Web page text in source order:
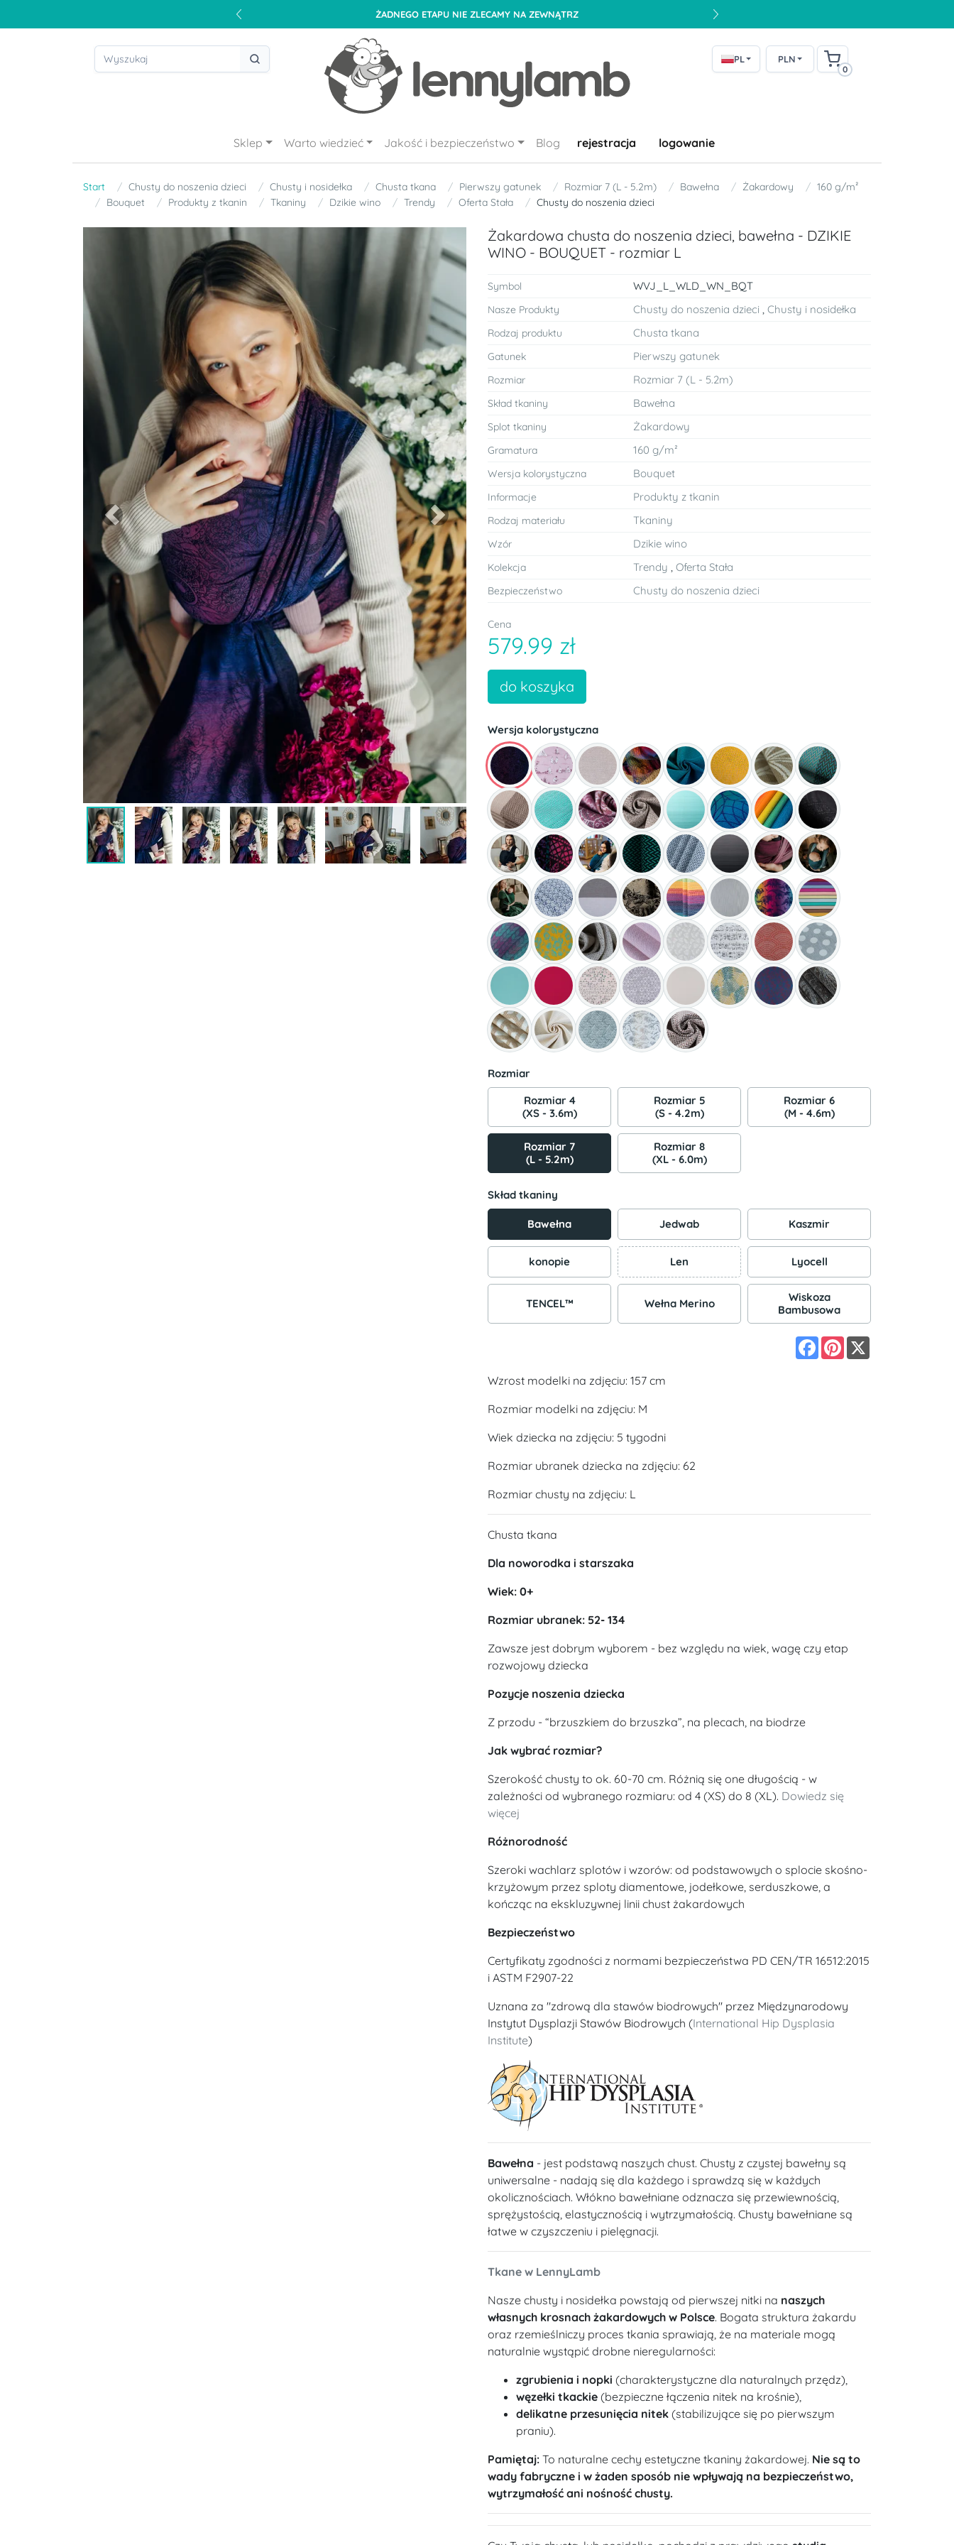
ŻADNEGO ETAPU NIE ZLECAMY NA ZEWNĄTRZ
PL PLN
0
Sklep Warto wiedzieć Jakość i bezpieczeństwo Blog rejestracja logowanie
Start Chusty do noszenia dzieci Chusty i nosidełka Chusta tkana Pierwszy gatunek Rozmiar 7 (L - 5.2m) Bawełna Żakardowy
160 g/m²
Bouquet
Produkty z tkanin Tkaniny Dzikie wino Trendy Oferta Stała Chusty do noszenia dzieci
Previous Next
Żakardowa chusta do noszenia dzieci, bawełna - DZIKIE
WINO - BOUQUET - rozmiar L
Symbol WVJ_L_WLD_WN_BQT
Nasze Produkty Chusty do noszenia dzieci ,Chusty i nosidełka
Rodzaj produktu Chusta tkana
Gatunek Pierwszy gatunek
Rozmiar Rozmiar 7 (L - 5.2m)
Skład tkaniny Bawełna
Splot tkaniny Żakardowy
Gramatura 160 g/m²
Wersja kolorystyczna Bouquet
Informacje Produkty z tkanin
Rodzaj materiału Tkaniny
Wzór Dzikie wino
Kolekcja Trendy ,Oferta Stała
Bezpieczeństwo Chusty do noszenia dzieci
Cena
579.99 zł
do koszyka
Wersja kolorystyczna
Rozmiar
Rozmiar 4
(XS - 3.6m)
Rozmiar 5
(S - 4.2m)
Rozmiar 6
(M - 4.6m)
Rozmiar 7
(L - 5.2m)
Rozmiar 8
(XL - 6.0m)
Skład tkaniny
Bawełna Jedwab Kaszmir
konopie Len Lyocell
TENCEL™ Wełna Merino
Wiskoza
Bambusowa
Facebook
Pinterest
Wzrost modelki na zdjęciu: 157 cm
Rozmiar modelki na zdjęciu: M
Wiek dziecka na zdjęciu: 5 tygodni
Rozmiar ubranek dziecka na zdjęciu: 62
Rozmiar chusty na zdjęciu: L
Chusta tkana
Dla noworodka i starszaka
Wiek: 0+
Rozmiar ubranek: 52- 134
Zawsze jest dobrym wyborem - bez względu na wiek, wagę czy etap
rozwojowy dziecka
Pozycje noszenia dziecka
Z przodu - “brzuszkiem do brzuszka”, na plecach, na biodrze
Jak wybrać rozmiar?
Szerokość chusty to ok. 60-70 cm. Różnią się one długością - w
zależności od wybranego rozmiaru: od 4 (XS) do 8 (XL). Dowiedz się
więcej
Różnorodność
Szeroki wachlarz splotów i wzorów: od podstawowych o splocie skośno-
krzyżowym przez sploty diamentowe, jodełkowe, serduszkowe, a
kończąc na ekskluzywnej linii chust żakardowych
Bezpieczeństwo
Certyfikaty zgodności z normami bezpieczeństwa PD CEN/TR 16512:2015
i ASTM F2907-22
Uznana za "zdrową dla stawów biodrowych" przez Międzynarodowy
Instytut Dysplazji Stawów Biodrowych (International Hip Dysplasia
Institute)
Bawełna - jest podstawą naszych chust. Chusty z czystej bawełny są
uniwersalne - nadają się dla każdego i sprawdzą się w każdych
okolicznościach. Włókno bawełniane odznacza się przewiewnością,
sprężystością, elastycznością i wytrzymałością. Chusty bawełniane są
łatwe w czyszczeniu i pielęgnacji.
Tkane w LennyLamb
Nasze chusty i nosidełka powstają od pierwszej nitki na naszych
własnych krosnach żakardowych w Polsce. Bogata struktura żakardu
oraz rzemieślniczy proces tkania sprawiają, że na materiale mogą
naturalnie wystąpić drobne nieregularności:
zgrubienia i nopki (charakterystyczne dla naturalnych przędz),
węzełki tkackie (bezpieczne łączenia nitek na krośnie),
delikatne przesunięcia nitek (stabilizujące się po pierwszym
praniu).
Pamiętaj: To naturalne cechy estetyczne tkaniny żakardowej. Nie są to
wady fabryczne i w żaden sposób nie wpływają na bezpieczeństwo,
wytrzymałość ani nośność chusty.